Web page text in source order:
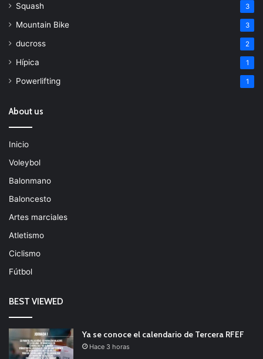
Squash 3
Mountain Bike 3
ducross 2
Hípica 1
Powerlifting 1
About us
Inicio
Voleybol
Balonmano
Baloncesto
Artes marciales
Atletismo
Ciclismo
Fútbol
BEST VIEWED
Ya se conoce el calendario de Tercera RFEF
Hace 3 horas